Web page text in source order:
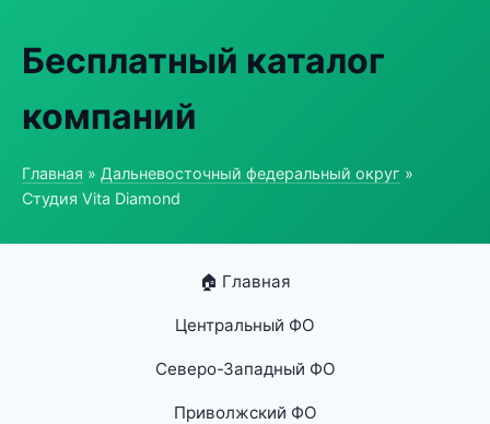
Бесплатный каталог
компаний
Главная » Дальневосточный федеральный округ »
Студия Vita Diamond
🏠 Главная
Центральный ФО
Северо-Западный ФО
Приволжский ФО